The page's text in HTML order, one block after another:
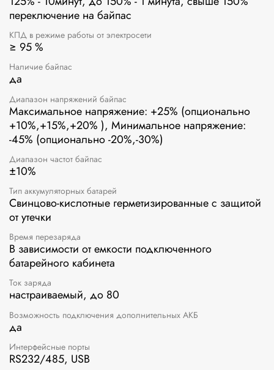
переключение на байпас
КПД в режиме работы от электросети
≥ 95 %
Наличие байпас
да
Диапазон напряжений байпас
Максимальное напряжение: +25% (опционально
+10%,+15%,+20% ), Минимальное напряжение:
-45% (опционально -20%,-30%)
Диапазон частот байпас
±10%
Тип аккумуляторных батарей
Свинцово-кислотные герметизированные с защитой
от утечки
Время перезаряда
В зависимости от емкости подключенного
батарейного кабинета
Ток заряда
настраиваемый, до 80
Возможность подключения дополнительных АКБ
да
Интерфейсные порты
RS232/485, USB